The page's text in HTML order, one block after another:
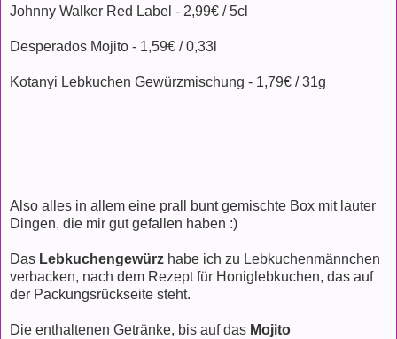
Johnny Walker Red Label - 2,99€ / 5cl
Desperados Mojito - 1,59€ / 0,33l
Kotanyi Lebkuchen Gewürzmischung - 1,79€ / 31g
Also alles in allem eine prall bunt gemischte Box mit lauter
Dingen, die mir gut gefallen haben :)
Das Lebkuchengewürz habe ich zu Lebkuchenmännchen
verbacken, nach dem Rezept für Honiglebkuchen, das auf
der Packungsrückseite steht.
Die enthaltenen Getränke, bis auf das Mojito